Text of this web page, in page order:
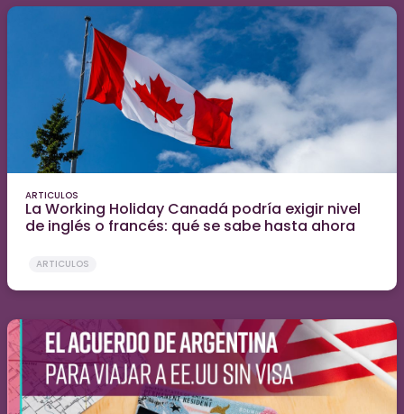
ARTICULOS
La Working Holiday Canadá podría exigir nivel
de inglés o francés: qué se sabe hasta ahora
ARTICULOS